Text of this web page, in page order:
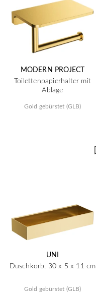
MODERN PROJECT
Toilettenpapierhalter mit
Ablage
Gold gebürstet (GLB)
UNI
Duschkorb, 30 x 5 x 11 cm
Gold gebürstet (GLB)